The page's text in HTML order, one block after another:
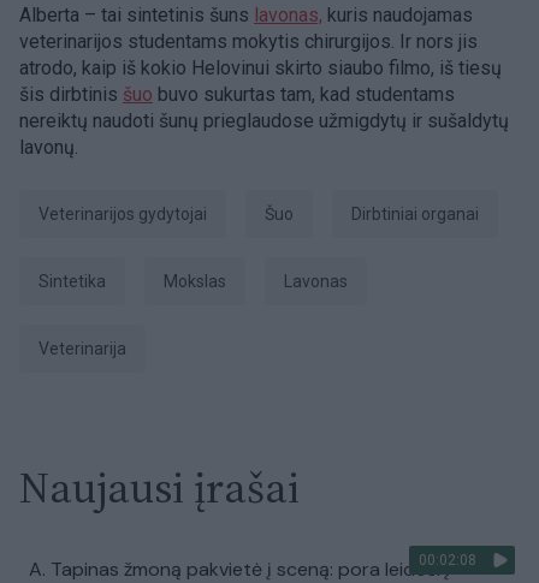
Alberta – tai sintetinis šuns lavonas, kuris naudojamas
veterinarijos studentams mokytis chirurgijos. Ir nors jis
atrodo, kaip iš kokio Helovinui skirto siaubo filmo, iš tiesų
šis dirbtinis šuo buvo sukurtas tam, kad studentams
nereiktų naudoti šunų prieglaudose užmigdytų ir sušaldytų
lavonų.
veterinarijos gydytojai Šuo dirbtiniai organai
Sintetika Mokslas lavonas
veterinarija
Naujausi įrašai
00:02:08
A. Tapinas žmoną pakvietė į sceną: pora leidosi į